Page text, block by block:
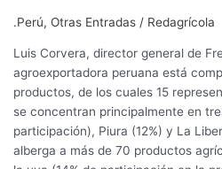
.Perú, Otras Entradas / Redagrícola
Luis Corvera, director general de
agroexportadora peruana está
productos, de los cuales 15
se concentran principalmente en
participación), Piura (12%) y La
alberga a más de 70 productos